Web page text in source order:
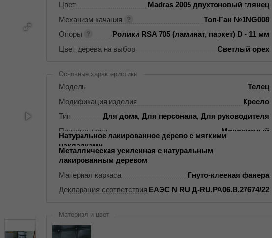
Цвет
Madras 2005 двухтоновый глянец
Механизм качания
Топ-Ган №1NG008
Опоры
Ролики RSA 705 (ламинат, паркет) D - 11 мм
Цвет дерева на выбор
Светлый орех
Основные характеристики
Модель
Телец
Модификация изделия
Кресло
Тип
Для дома, Для персонала, Для руководителя
Подлокотники
Монолитный
Накладки на подлокотники
Натуральное лакированное дерево с мягкими
накладками
Крестовина
Металлическая усиленная с натуральным
лакированным деревом
Материал каркаса
Гнуто-клееная фанера
Декларация соответствия ЕАЭС N RU Д-RU.РА06.В.27674/22
Материал и цвет